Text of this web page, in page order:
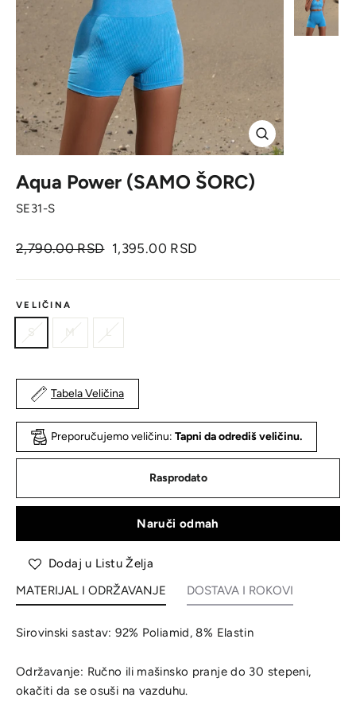
Zatvori
Aqua Power (SAMO ŠORC)
SE31-S
Originalna
2,790.00 RSD Cena
popustom
1,395.00 RSD
VELIČINA
S M L
Tabela Veličina
Preporučujemo veličinu: Tapni da odrediš veličinu.
Rasprodato
Naruči odmah
Dodaj u Listu Želja
MATERIJAL I ODRŽAVANJE
Sirovinski sastav: 92% Poliamid, 8% Elastin
Održavanje: Ručno ili mašinsko pranje do 30 stepeni,
okačiti da se osuši na vazduhu.
DOSTAVA I ROKOVI